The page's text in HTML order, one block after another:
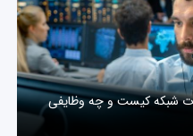
شبکه کیست و چه وظایفی